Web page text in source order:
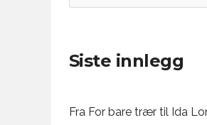
Siste innlegg
Fra For bare trær til Ida